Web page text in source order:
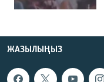
ЖАЗЫЛЫҢЫЗ